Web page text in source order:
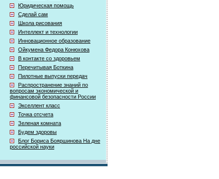
Юридическая помощь
Сделай сам
Школа рисования
Интеллект и технологии
Инновационное образование
Ойкумена Федора Конюхова
В контакте со здоровьем
Перечитывая Боткина
Пилотные выпуски передач
Распространение знаний по
вопросам экономической и
финансовой безопасности России
Экселлент класс
Точка отсчета
Зеленая комната
Будем здоровы
Блог Бориса Бояршинова На дне
российской науки